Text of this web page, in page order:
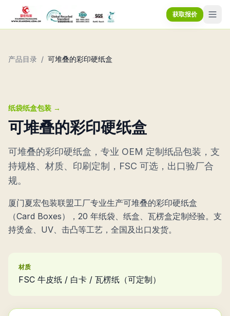
获取报价
产品目录 / 可堆叠的彩印硬纸盒
纸袋纸盒包装 →
可堆叠的彩印硬纸盒
可堆叠的彩印硬纸盒，专业 OEM 定制纸品包装，支
持规格、材质、印刷定制，FSC 可选，出口验厂合
规。
厦门夏宏包装联盟工厂专业生产可堆叠的彩印硬纸盒
（Card Boxes），20 年纸袋、纸盒、瓦楞盒定制经验。支
持烫金、UV、击凸等工艺，全国及出口发货。
材质
FSC 牛皮纸 / 白卡 / 瓦楞纸（可定制）